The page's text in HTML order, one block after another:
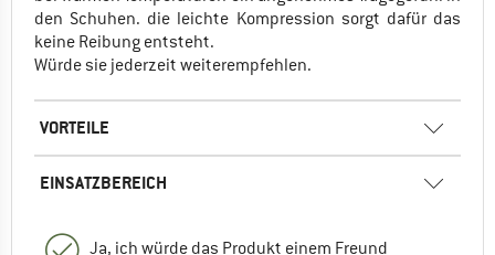
den Schuhen. die leichte Kompression sorgt dafür das
keine Reibung entsteht.
Würde sie jederzeit weiterempfehlen.
VORTEILE
EINSATZBEREICH
Ja, ich würde das Produkt einem Freund